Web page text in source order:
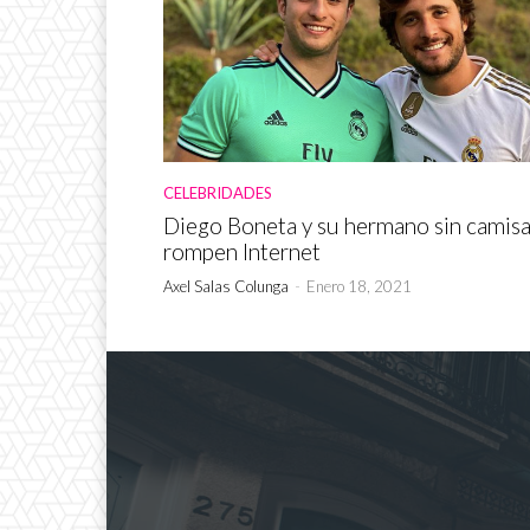
CELEBRIDADES
Diego Boneta y su hermano sin camisa
rompen Internet
Axel Salas Colunga - Enero 18, 2021